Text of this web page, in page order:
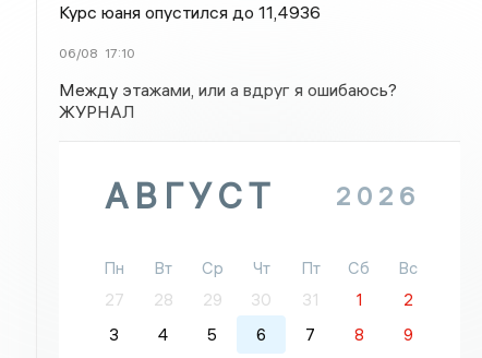
Курс юаня опустился до 11,4936
06/08 17:10
Между этажами, или а вдруг я ошибаюсь?
ЖУРНАЛ
АВГУСТ 2026
Пн Вт Ср Чт Пт Сб
Вс
27
28 29 30 31 1
2
3
4 5 6 7 8
9